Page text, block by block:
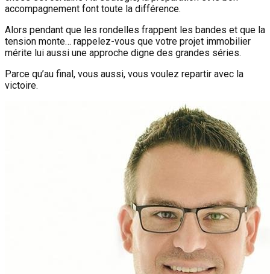
accompagnement font toute la différence.
Alors pendant que les rondelles frappent les bandes et que la
tension monte… rappelez-vous que votre projet immobilier
mérite lui aussi une approche digne des grandes séries.
Parce qu’au final, vous aussi, vous voulez repartir avec la
victoire.